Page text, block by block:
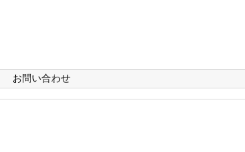
お問い合わせ